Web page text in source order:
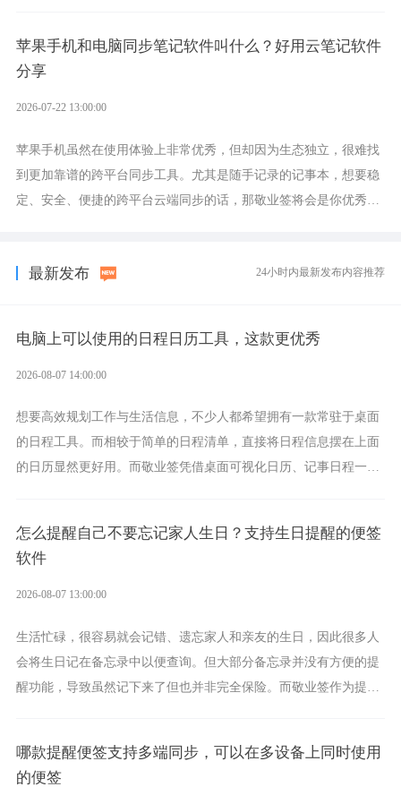
苹果手机和电脑同步笔记软件叫什么？好用云笔记软件
分享
2026-07-22 13:00:00
苹果手机虽然在使用体验上非常优秀，但却因为生态独立，很难找
到更加靠谱的跨平台同步工具。尤其是随手记录的记事本，想要稳
定、安全、便捷的跨平台云端同步的话，那敬业签将会是你优秀的
最新发布 24小时内最新发布内容推荐
电脑上可以使用的日程日历工具，这款更优秀
2026-08-07 14:00:00
想要高效规划工作与生活信息，不少人都希望拥有一款常驻于桌面
的日程工具。而相较于简单的日程清单，直接将日程信息摆在上面
的日历显然更好用。而敬业签凭借桌面可视化日历、记事日程一体
怎么提醒自己不要忘记家人生日？支持生日提醒的便签
软件
2026-08-07 13:00:00
生活忙碌，很容易就会记错、遗忘家人和亲友的生日，因此很多人
会将生日记在备忘录中以便查询。但大部分备忘录并没有方便的提
醒功能，导致虽然记下来了但也并非完全保险。而敬业签作为提醒
哪款提醒便签支持多端同步，可以在多设备上同时使用
的便签